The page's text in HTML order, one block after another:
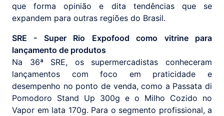
que forma opinião e dita tendências que se
expandem para outras regiões do Brasil.
SRE - Super Rio Expofood como vitrine para
lançamento de produtos
Na 36ª SRE, os supermercadistas conheceram
lançamentos com foco em praticidade e
desempenho no ponto de venda, como a Passata di
Pomodoro Stand Up 300g e o Milho Cozido no
Vapor em lata 170g. Para o segmento profissional, a